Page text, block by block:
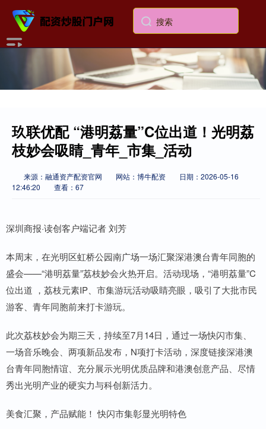
玖联优配 “港明荔量”C位出道！光明荔
枝妙会吸睛_青年_市集_活动
来源：融通资产配资官网 网站：博牛配资
日期：2026-05-16
12:46:20
查看：67
深圳商报·读创客户端记者 刘芳
本周末，在光明区虹桥公园南广场一场汇聚深港澳台青年同胞的
盛会——“港明荔量”荔枝妙会火热开启。活动现场，“港明荔量”C
位出道 ，荔枝元素IP、市集游玩活动吸睛亮眼，吸引了大批市民
游客、青年同胞前来打卡游玩。
此次荔枝妙会为期三天，持续至7月14日，通过一场快闪市集、
一场音乐晚会、两项新品发布，N项打卡活动，深度链接深港澳
台青年同胞情谊、充分展示光明优质品牌和港澳创意产品、尽情
秀出光明产业的硬实力与科创新活力。
美食汇聚，产品赋能！ 快闪市集彰显光明特色